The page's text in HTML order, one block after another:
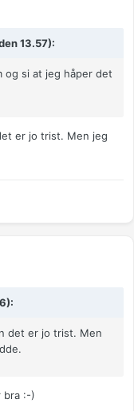
13.57):
og si at jeg håper det
er jo trist. Men jeg
det er jo trist. Men
bra :-)